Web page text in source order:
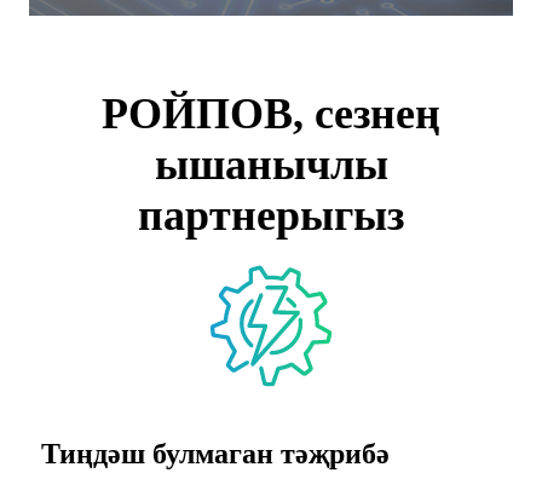
РОЙПОВ, сезнең
ышанычлы
партнерыгыз
Тиңдәш булмаган тәҗрибә